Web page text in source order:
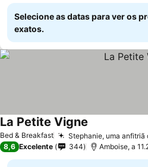
Selecione as datas para ver os
exatos.
Bed & Breakfast Stephanie, uma anfitriã
La Petite Vigne
8,6 Excelente 344 Amboise, a